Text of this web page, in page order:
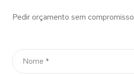
Pedir orçamento sem compromisso